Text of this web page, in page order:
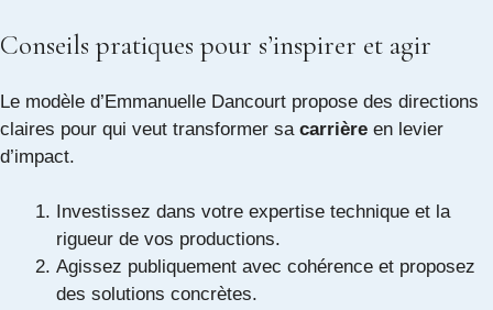
Conseils pratiques pour s’inspirer et agir
Le modèle d’Emmanuelle Dancourt propose des directions
claires pour qui veut transformer sa carrière en levier
d’impact.
Investissez dans votre expertise technique et la
rigueur de vos productions.
Agissez publiquement avec cohérence et proposez
des solutions concrètes.